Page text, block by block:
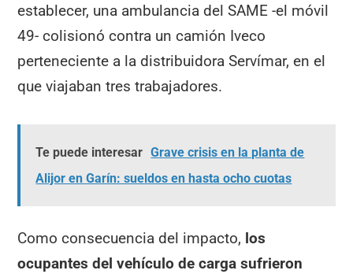
establecer, una ambulancia del SAME -el móvil
49- colisionó contra un camión Iveco
perteneciente a la distribuidora Servímar, en el
que viajaban tres trabajadores.
Te puede interesar Grave crisis en la planta de
Alijor en Garín: sueldos en hasta ocho cuotas
Como consecuencia del impacto, los
ocupantes del vehículo de carga sufrieron